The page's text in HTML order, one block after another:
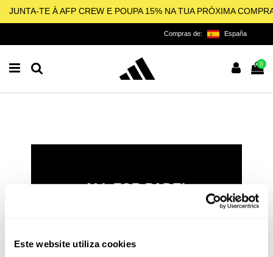
Este website utiliza cookies
JUNTA-TE À AFP CREW E POUPA 15% NA TUA PRÓXIMA
Compras de: España
0
ALL FOR PADEL
LICENCIADO OFICIAL DA
TENNIS